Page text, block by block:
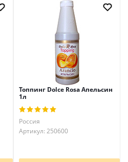
Топпинг Dolce Rosa Апельсин
1л
Россия
Артикул: 250600